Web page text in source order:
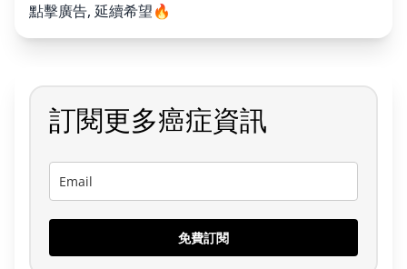
點擊廣告, 延續希望🔥
訂閱更多癌症資訊
免費訂閱